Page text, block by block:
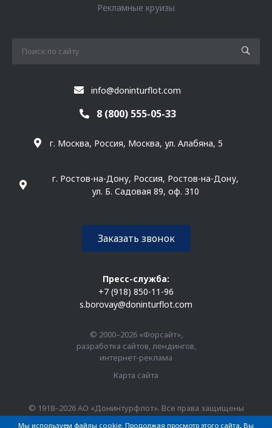
Рекламные круизы
info@doninturflot.com
8 (800) 555-05-33
г. Москва, Россия, Москва, ул. Алабяна, 5
г. Ростов-на-Дону, Россия, Ростов-на-Дону,
ул. Б. Садовая 89, оф. 310
Заказать звонок
Пресс-служба:
+7 (918) 850-11-96
s.borovay@doninturflot.com
© 2000–2026 «Форсайт»,
разработка сайтов, лендингов,
интернет-реклама
Карта сайта
© 1918–2026 АО «Донинтурфлот». Все права защищены
Мы используем файлы cookie. Продолжая просмотр этого сайта, Вы